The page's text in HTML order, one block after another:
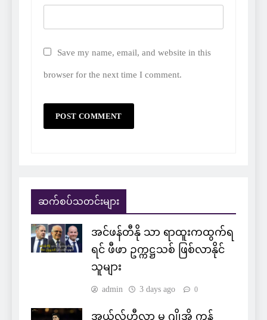
Save my name, email, and website in this
browser for the next time I comment.
ဆက်စပ်သတင်းများ
အင်ဖန်တီနို သာ ရာထူးကထွက်ရ
ရင် ဖီဖာ ဥက္ကဋ္ဌသစ် ဖြစ်လာနိုင်
သူများ
admin 3 days ago 0
အယ်လ်ဟီလာ မှ ဂျိုအို ကန်